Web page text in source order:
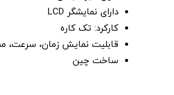
دارای نمایشگر LCD
کارکرد: تک کاره
قابلیت نمایش زمان، سرعت،
ساخت چین